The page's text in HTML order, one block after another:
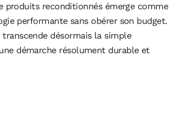
reconditionnés émerge comme
performante sans obérer son budget.
désormais la simple
démarche résolument durable et